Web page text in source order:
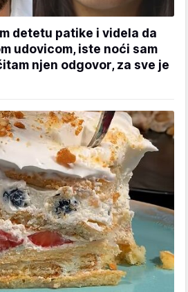
detetu patike i videla da
udovicom, iste noći sam
njen odgovor, za sve je